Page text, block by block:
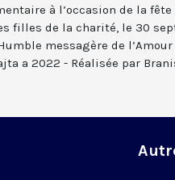
à l’occasion de la
filles de la charité, le 30
messagère de l’Amour
a 2022 - Réalisée par